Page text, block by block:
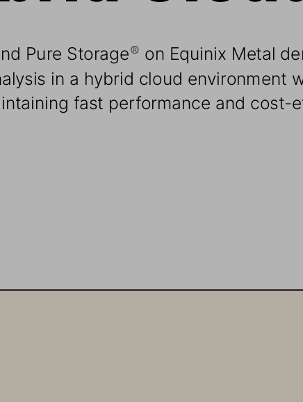
Pure Storage®
on Equinix Metal
in a hybrid cloud environment
fast performance and cost-